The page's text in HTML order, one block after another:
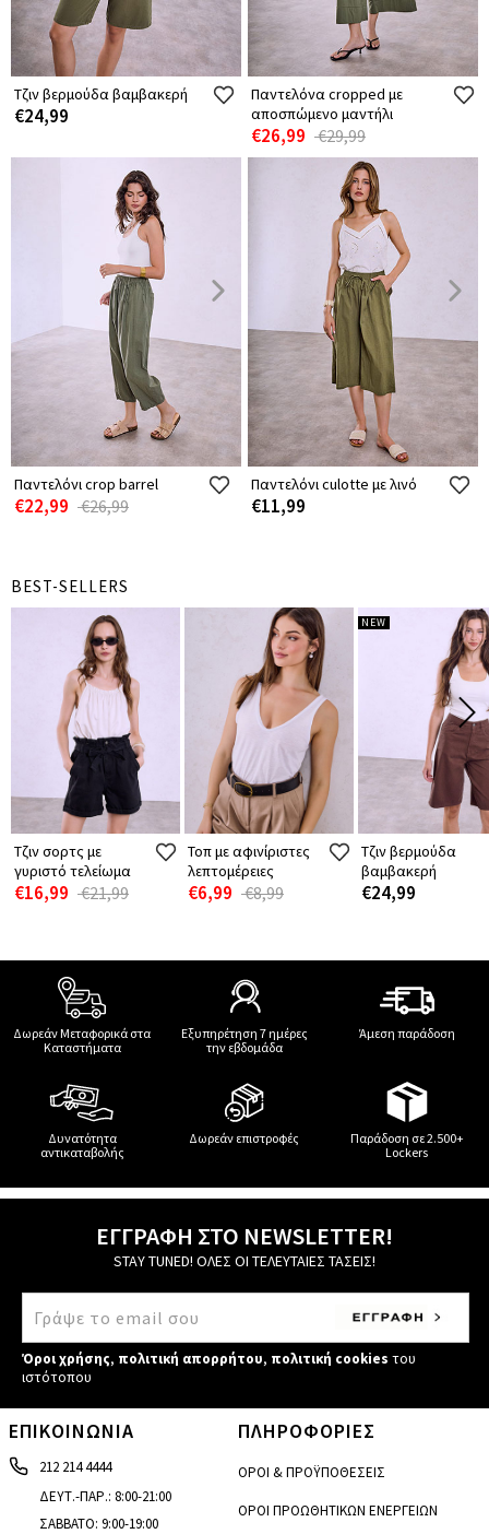
Τζιν βερμούδα βαμβακερή
€24,99
Παντελόνα cropped με
αποσπώμενο μαντήλι
€26,99 €29,99
Παντελόνι crop barrel
€22,99 €26,99
Παντελόνι culotte με λινό
€11,99
BEST-SELLERS
Τζιν σορτς με
γυριστό τελείωμα
€16,99 €21,99
Τοπ με αφινίριστες
λεπτομέρειες
€6,99 €8,99
NEW
Τζιν βερμούδα
βαμβακερή
€24,99
Δωρεάν Μεταφορικά στα
Καταστήματα
Εξυπηρέτηση 7 ημέρες
την εβδομάδα
Άμεση παράδοση
Δυνατότητα
αντικαταβολής
Δωρεάν επιστροφές
Παράδοση σε 2.500+
Lockers
ΕΓΓΡΑΦΗ ΣΤΟ NEWSLETTER!
STAY TUNED! ΟΛΕΣ ΟΙ ΤΕΛΕΥΤΑΙΕΣ ΤΑΣΕΙΣ!
Όροι χρήσης, πολιτική απορρήτου, πολιτική cookies του
ιστότοπου
ΕΠΙΚΟΙΝΩΝΙΑ
212 214 4444
ΔΕΥΤ.-ΠΑΡ.: 8:00-21:00
ΣΑΒΒΑΤΟ: 9:00-19:00
ΠΛΗΡΟΦΟΡΙΕΣ
ΟΡΟΙ & ΠΡΟΫΠΟΘΕΣΕΙΣ
ΟΡΟΙ ΠΡΟΩΘΗΤΙΚΩΝ ΕΝΕΡΓΕΙΩΝ